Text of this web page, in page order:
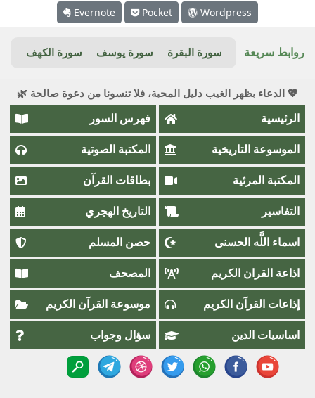
Evernote
Pocket Wordpress
روابط سريعة سورة البقرة سورة يوسف سورة الكهف
💖 الدعاء بظهر الغيب دليل المحبة، فلا تنسونا من دعوة صالحة 🌿
الرئيسية فهرس السور
الموسوعة التاريخية المكتبة الصوتية
المكتبة المرئية بطاقات القرآن
التفاسير التاريخ الهجري
اسماء اللَّٰه الحسنى حصن المسلم
اذاعة القران الكريم المصحف
إذاعات القرآن الكريم موسوعة القرآن الكريم
اساسيات الدين سؤال وجواب